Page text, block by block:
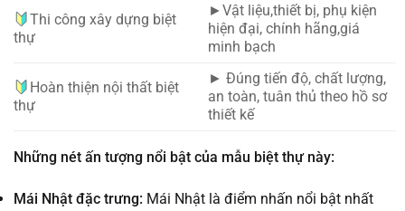
Thi công xây dựng biệt
thự
►Vật liệu,thiết bị, phụ kiện
hiện đại, chính hãng,giá
minh bạch
Hoàn thiện nội thất biệt
thự
► Đúng tiến độ, chất lượng,
an toàn, tuân thủ theo hồ sơ
thiết kế
Những nét ấn tượng nổi bật của mẫu biệt thự này:
Mái Nhật đặc trưng: Mái Nhật là điểm nhấn nổi bật nhất